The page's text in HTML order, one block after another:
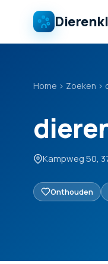
Home › Zoeken ›
Kampweg 50,
Onthouden